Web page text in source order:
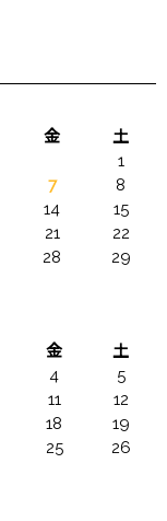
金
土
1
7
8
14
15
21
22
28
29
金
土
4
5
11
12
18
19
25
26